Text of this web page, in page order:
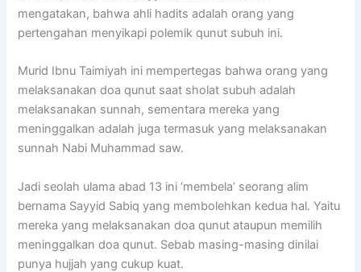
mengatakan, bahwa ahli hadits adalah orang yang
pertengahan menyikapi polemik qunut subuh ini.
Murid Ibnu Taimiyah ini mempertegas bahwa orang yang
melaksanakan doa qunut saat sholat subuh adalah
melaksanakan sunnah, sementara mereka yang
meninggalkan adalah juga termasuk yang melaksanakan
sunnah Nabi Muhammad saw.
Jadi seolah ulama abad 13 ini ‘membela’ seorang alim
bernama Sayyid Sabiq yang membolehkan kedua hal. Yaitu
mereka yang melaksanakan doa qunut ataupun memilih
meninggalkan doa qunut. Sebab masing-masing dinilai
punya hujjah yang cukup kuat.